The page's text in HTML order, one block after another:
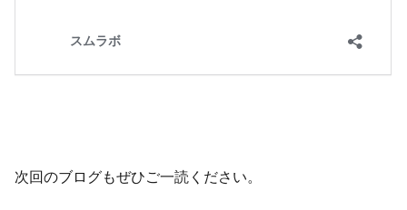
次回のブログもぜひご一読ください。